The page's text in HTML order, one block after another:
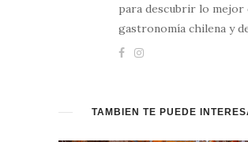
para descubrir lo mejor
gastronomía chilena y
TAMBIÉN TE PUEDE